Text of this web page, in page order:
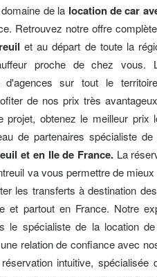
de la location de car
Retrouvez notre offre
et au départ de toute la
proche de chez vous.
d'agences sur tout le
de nos prix très
projet, obtenez le meilleur prix
de partenaires spécialiste de
et en Ile de France. La
va vous permettre de
les transferts à destination
et partout en France. Notre
le spécialiste de la location
une relation de confiance avec
intuitive, spécialisée